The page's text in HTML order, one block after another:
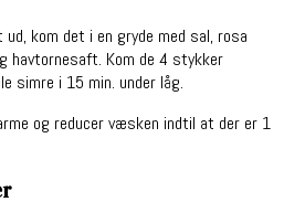
kom det i en gryde med sal, rosa
havtornesaft. Kom de 4 stykker
simre i 15 min. under låg.
og reducer væsken indtil at der er 1